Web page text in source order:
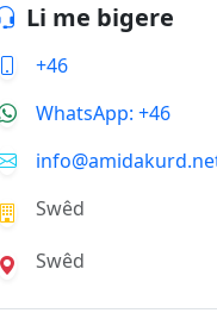
Li me bigere
+46
WhatsApp: +46
Swêd
Swêd